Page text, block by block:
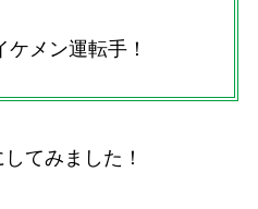
メン運転手！
てみました！